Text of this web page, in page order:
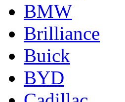
BMW
Brilliance
Buick
BYD